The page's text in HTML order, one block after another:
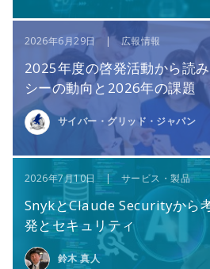
2026年6月29日 | 広報情報
2025年度の啓発活動から読
シーの動向と2026年の課題
サイバー・グリッド・ジャパン
2026年7月10日 | サービス・製品
SnykとClaude Securityから
発とセキュリティ
鈴木 真人